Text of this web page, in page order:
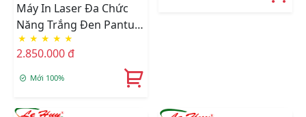
Máy In Laser Đa Chức
Năng Trắng Đen Pantum
M6505 (In/Copy/Scan –
22ppm) Chính Hãng
★ ★ ★ ★ ★
2.850.000 đ
Mới 100%